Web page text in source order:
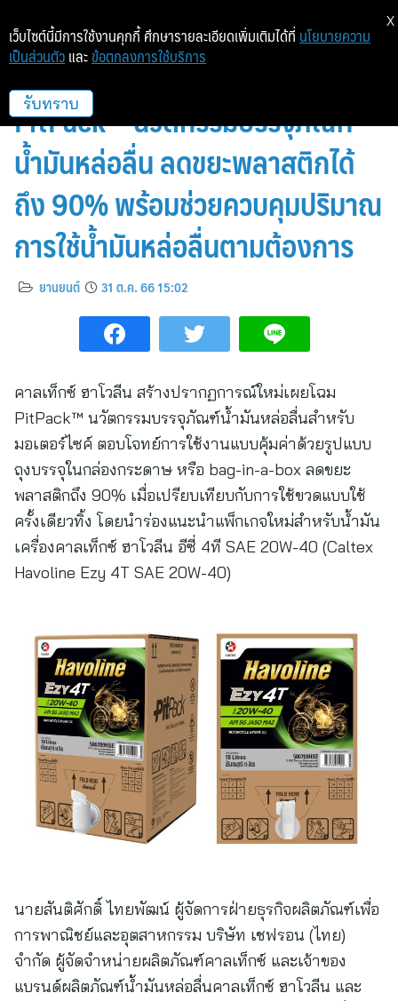
คาลเท็กซ์ ฮาโวลีน เปิดตัว
PitPack™ นวัตกรรมบรรจุภัณฑ์
น้ำมันหล่อลื่น ลดขยะพลาสติกได้
ถึง 90% พร้อมช่วยควบคุมปริมาณ
การใช้น้ำมันหล่อลื่นตามต้องการ
ยานยนต์ 31 ต.ค. 66 15:02
คาลเท็กซ์ ฮาโวลีน สร้างปรากฏการณ์ใหม่เผยโฉม
PitPack™ นวัตกรรมบรรจุภัณฑ์น้ำมันหล่อลื่นสำหรับ
มอเตอร์ไซค์ ตอบโจทย์การใช้งานแบบคุ้มค่าด้วยรูปแบบ
ถุงบรรจุในกล่องกระดาษ หรือ bag-in-a-box ลดขยะ
พลาสติกถึง 90% เมื่อเปรียบเทียบกับการใช้ขวดแบบใช้
ครั้งเดียวทิ้ง โดยนำร่องแนะนำแพ็กเกจใหม่สำหรับน้ำมัน
เครื่องคาลเท็กซ์ ฮาโวลีน อีซี่ 4ที SAE 20W-40 (Caltex
Havoline Ezy 4T SAE 20W-40)
นายสันติศักดิ์ ไทยพัฒน์ ผู้จัดการฝ่ายธุรกิจผลิตภัณฑ์เพื่อ
การพาณิชย์และอุตสาหกรรม บริษัท เชฟรอน (ไทย)
จำกัด ผู้จัดจำหน่ายผลิตภัณฑ์คาลเท็กซ์ และเจ้าของ
แบรนด์ผลิตภัณฑ์น้ำมันหล่อลื่นคาลเท็กซ์ ฮาโวลีน และ
เว็บไซต์นี้มีการใช้งานคุกกี้ ศึกษารายละเอียดเพิ่มเติมได้ที่ นโยบายความ
เป็นส่วนตัว และ ข้อตกลงการใช้บริการ
รับทราบ
X